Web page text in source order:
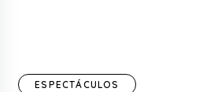
ESPECTÁCULOS